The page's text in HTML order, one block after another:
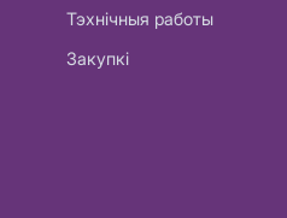
Тэхнічныя работы
Закупкі